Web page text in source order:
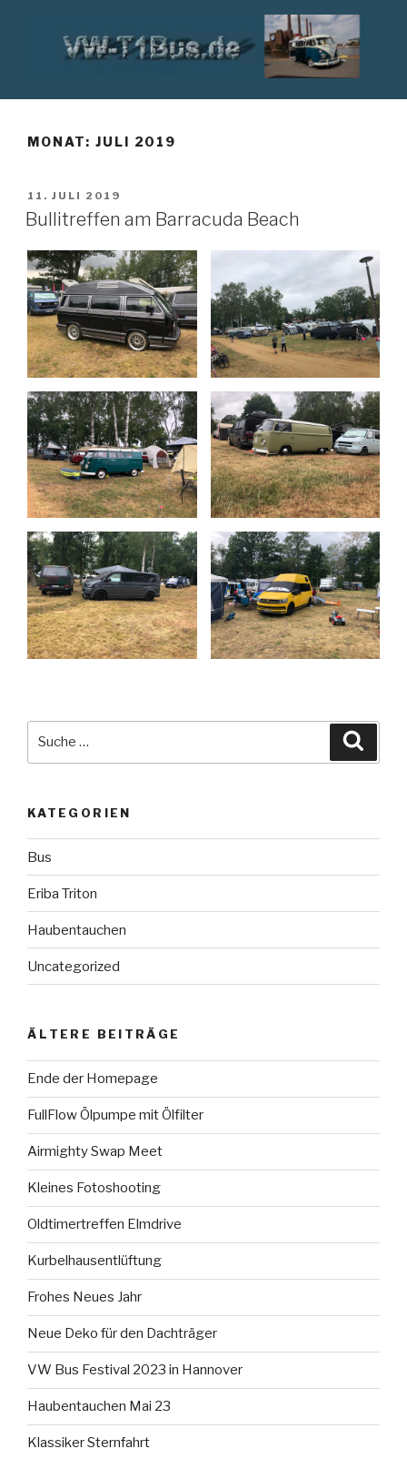
VW T1 BUS
MONAT: JULI 2019
VERÖFFENTLICHT
AM
11. JULI 2019
Bullitreffen am Barracuda Beach
KATEGORIEN
Bus
Eriba Triton
Haubentauchen
Uncategorized
ÄLTERE BEITRÄGE
Ende der Homepage
FullFlow Ölpumpe mit Ölfilter
Airmighty Swap Meet
Kleines Fotoshooting
Oldtimertreffen Elmdrive
Kurbelhausentlüftung
Frohes Neues Jahr
Neue Deko für den Dachträger
VW Bus Festival 2023 in Hannover
Haubentauchen Mai 23
Klassiker Sternfahrt